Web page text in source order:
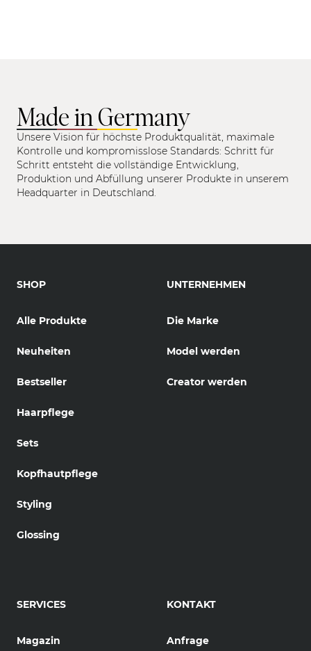
Made in Germany
Unsere Vision für höchste Produktqualität, maximale
Kontrolle und kompromisslose Standards: Schritt für
Schritt entsteht die vollständige Entwicklung,
Produktion und Abfüllung unserer Produkte in unserem
Headquarter in Deutschland.
SHOP
Alle Produkte
Neuheiten
Bestseller
Haarpflege
Sets
Kopfhautpflege
Styling
Glossing
UNTERNEHMEN
Die Marke
Model werden
Creator werden
SERVICES
Magazin
KONTAKT
Anfrage